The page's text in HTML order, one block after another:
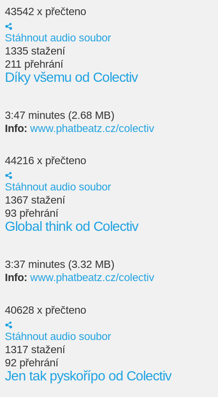
43542 x přečteno
Stáhnout audio soubor
1335 stažení
211 přehrání
Díky všemu od Colectiv
3:47 minutes (2.68 MB)
Info: www.phatbeatz.cz/colectiv
44216 x přečteno
Stáhnout audio soubor
1367 stažení
93 přehrání
Global think od Colectiv
3:37 minutes (3.32 MB)
Info: www.phatbeatz.cz/colectiv
40628 x přečteno
Stáhnout audio soubor
1317 stažení
92 přehrání
Jen tak pyskořípo od Colectiv